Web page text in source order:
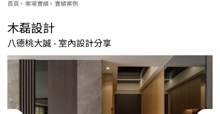
D
科
定
企
業
股
份
首頁 案場實績 實績案例
木磊設計
八德桃大誠 - 室內設計分享